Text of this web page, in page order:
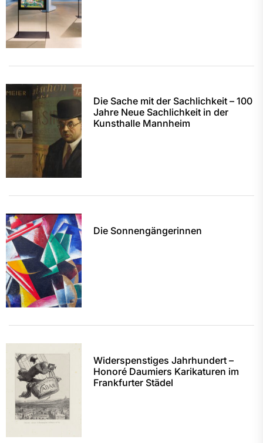
Die Sache mit der Sachlichkeit – 100
Jahre Neue Sachlichkeit in der
Kunsthalle Mannheim
Die Sonnengängerinnen
Widerspenstiges Jahrhundert –
Honoré Daumiers Karikaturen im
Frankfurter Städel